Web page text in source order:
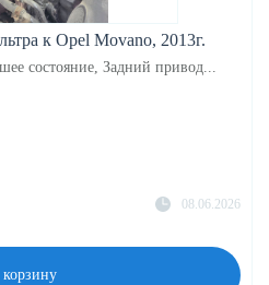
к Opel Movano, 2013г.
состояние, Задний привод...
08.06.2026
корзину